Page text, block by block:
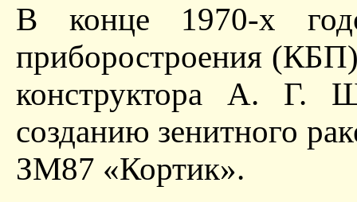
В конце 1970-х
приборостроения (КБП)
конструктора А. Г.
созданию зенитного
ЗМ87 «Кортик».